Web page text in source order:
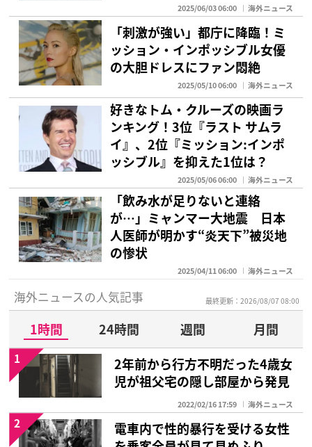
2025/06/03 06:00 海外ニュース
「刺激が強い」都庁に降臨！ミ
ッション・インポッシブル女優
の大胆ドレスにファン悶絶
2025/05/10 06:00 海外ニュース
好きなトム・クルーズの映画ラ
ンキング！3位『ラスト サムラ
イ』、2位『ミッション:インポ
ッシブル』を抑えた1位は？
2025/05/06 06:00 海外ニュース
「飲み水が足りないと連絡
が…」ミャンマー大地震 日本
人医師が明かす“炎天下”被災地
の惨状
2025/04/11 06:00 海外ニュース
海外ニュースの人気記事 最終更新：2026/08/07 08:00
1時間 24時間 週間
月間
2年前から行方不明だった4歳女
児が祖父宅の隠し部屋から発見
2022/02/16 17:59 海外ニュース
1
電車内で性的暴行を受ける女性
2